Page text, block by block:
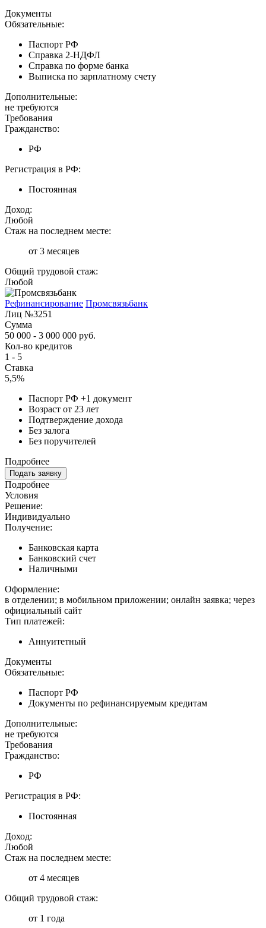
Документы
Обязательные:
Паспорт РФ
Справка 2-НДФЛ
Справка по форме банка
Выписка по зарплатному счету
Дополнительные:
не требуются
Требования
Гражданство:
РФ
Регистрация в РФ:
Постоянная
Доход:
Любой
Стаж на последнем месте:
от 3 месяцев
Общий трудовой стаж:
Любой
Рефинансирование Промсвязьбанк
Лиц №3251
Сумма
50 000 - 3 000 000 руб.
Кол-во кредитов
1 - 5
Ставка
5,5%
Паспорт РФ +1 документ
Возраст от 23 лет
Подтверждение дохода
Без залога
Без поручителей
Подробнее
Подать заявку
Подробнее
Условия
Решение:
Индивидуально
Получение:
Банковская карта
Банковский счет
Наличными
Оформление:
в отделении; в мобильном приложении; онлайн заявка; через
официальный сайт
Тип платежей:
Аннуитетный
Документы
Обязательные:
Паспорт РФ
Документы по рефинансируемым кредитам
Дополнительные:
не требуются
Требования
Гражданство:
РФ
Регистрация в РФ:
Постоянная
Доход:
Любой
Стаж на последнем месте:
от 4 месяцев
Общий трудовой стаж:
от 1 года